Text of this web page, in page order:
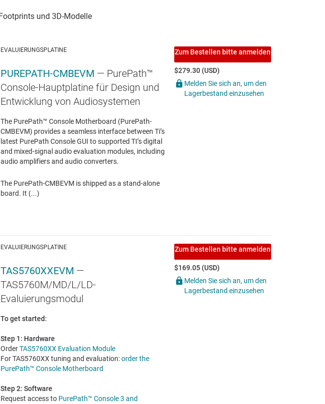
EVALUIERUNGSPLATINE
PUREPATH-CMBEVM — PurePath™
Console-Hauptplatine für Design und
Entwicklung von Audiosystemen
The PurePath™ Console Motherboard (PurePath-
CMBEVM) provides a seamless interface between Ti’s
latest PurePath Console GUI to supported TI’s digital
and mixed-signal audio evaluation modules, including
audio amplifiers and audio converters.
The PurePath-CMBEVM is shipped as a stand-alone
board. It (...)
Zum Bestellen bitte anmelden
$279.30 (USD)
Melden Sie sich an, um den
Lagerbestand einzusehen
EVALUIERUNGSPLATINE
TAS5760XXEVM —
TAS5760M/MD/L/LD-
Evaluierungsmodul
To get started:
Step 1: Hardware
OrderTAS5760XX Evaluation Module
For TAS5760XX tuning and evaluation:order the
PurePath™ Console Motherboard
Step 2: Software
Request access to PurePath™ Console 3 and
Zum Bestellen bitte anmelden
$169.05 (USD)
Melden Sie sich an, um den
Lagerbestand einzusehen